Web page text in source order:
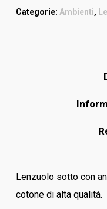
Categorie: Ambienti,
Lenzuolo sotto con
cotone di alta qualità.